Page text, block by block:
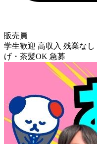
販売員
学生歓迎 高収入 残業なし
げ・茶髪OK 急募